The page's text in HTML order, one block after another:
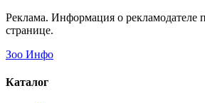
Реклама. Информация о рекламодателе
странице.
Зоо Инфо
Каталог